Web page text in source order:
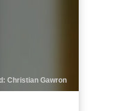
Christian Gawron